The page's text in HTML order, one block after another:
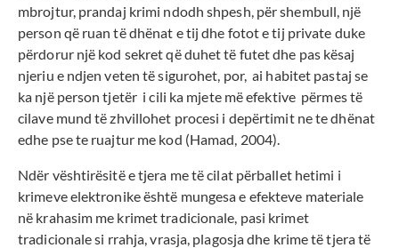
mbrojtur, prandaj krimi ndodh shpesh, për shembull, një
person që ruan të dhënat e tij dhe fotot e tij private duke
përdorur një kod sekret që duhet të futet dhe pas kësaj
njeriu e ndjen veten të sigurohet, por, ai habitet pastaj se
ka një person tjetër i cili ka mjete më efektive përmes të
cilave mund të zhvillohet procesi i depërtimit ne te dhënat
edhe pse te ruajtur me kod (Hamad, 2004).
Ndër vështirësitë e tjera me të cilat përballet hetimi i
krimeve elektronike është mungesa e efekteve materiale
në krahasim me krimet tradicionale, pasi krimet
tradicionale si rrahja, vrasja, plagosja dhe krime të tjera të